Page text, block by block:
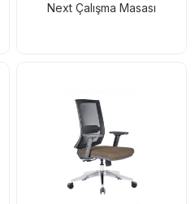
Next Çalışma Masası